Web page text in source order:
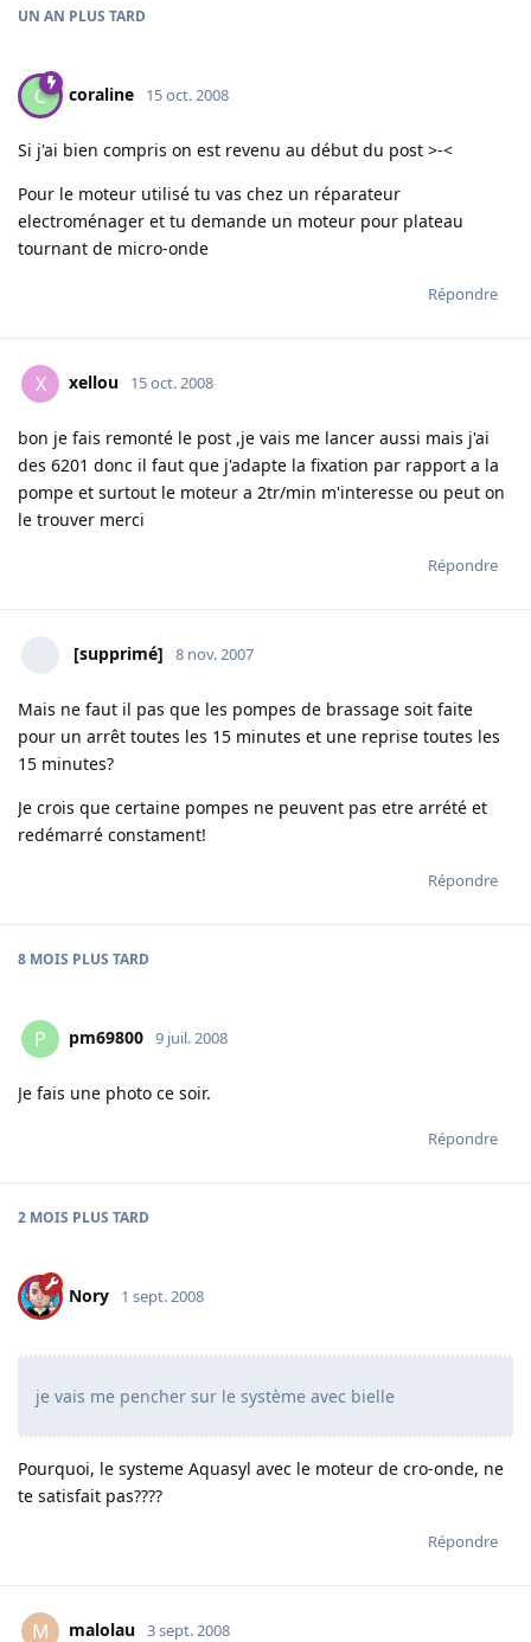
UN AN PLUS TARD
C coraline 15 oct. 2008
Si j'ai bien compris on est revenu au début du post >-<
Pour le moteur utilisé tu vas chez un réparateur
electroménager et tu demande un moteur pour plateau
tournant de micro-onde
Répondre
X xellou 15 oct. 2008
bon je fais remonté le post ,je vais me lancer aussi mais j'ai
des 6201 donc il faut que j'adapte la fixation par rapport a la
pompe et surtout le moteur a 2tr/min m'interesse ou peut on
le trouver merci
Répondre
[supprimé] 8 nov. 2007
Mais ne faut il pas que les pompes de brassage soit faite
pour un arrêt toutes les 15 minutes et une reprise toutes les
15 minutes?
Je crois que certaine pompes ne peuvent pas etre arrété et
redémarré constament!
Répondre
8 MOIS PLUS TARD
P pm69800 9 juil. 2008
Je fais une photo ce soir.
Répondre
2 MOIS PLUS TARD
Nory 1 sept. 2008
je vais me pencher sur le système avec bielle
Pourquoi, le systeme Aquasyl avec le moteur de cro-onde, ne
te satisfait pas????
Répondre
M malolau 3 sept. 2008